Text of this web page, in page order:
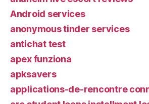
Android services
anonymous tinder services
antichat test
apex funziona
apksavers
applications-de-rencontre